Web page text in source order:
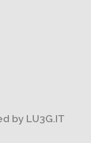
by LU3G.IT